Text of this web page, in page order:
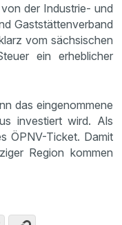
der Industrie- und
Gaststättenverband
vom sächsischen
ein erheblicher
das eingenommene
investiert wird. Als
ÖPNV-Ticket. Damit
Region kommen